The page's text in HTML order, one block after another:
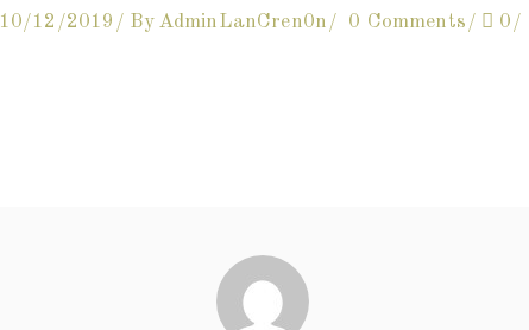
10/12/2019 By AdminLanCren0n 0 Comments 0